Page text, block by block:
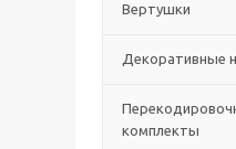
Вертушки
Декоративные
комплекты